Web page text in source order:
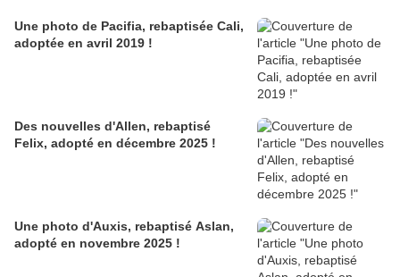
Une photo de Pacifia, rebaptisée Cali,
adoptée en avril 2019 !
Des nouvelles d'Allen, rebaptisé
Felix, adopté en décembre 2025 !
Une photo d'Auxis, rebaptisé Aslan,
adopté en novembre 2025 !